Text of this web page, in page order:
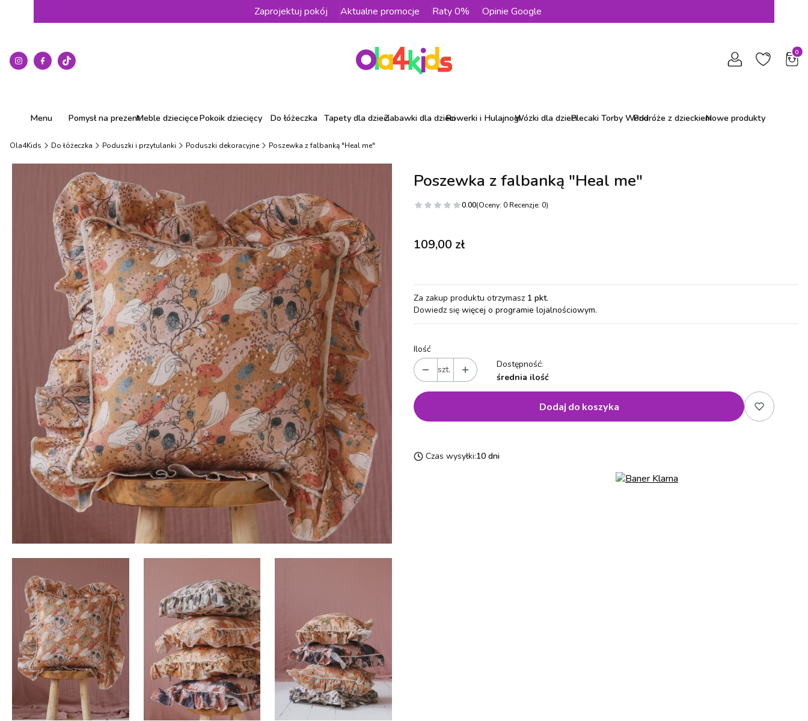
Zaprojektuj pokój Aktualne promocje Raty 0% Opinie Google
Menu Pomysł na prezentMeble dziecięcePokoik dziecięcy Do łóżeczka Tapety dla dzieciZabawki dla dzieciRowerki i HulajnogiWózki dla dzieciPlecaki Torby WorkiPodróże z dzieckiemNowe produkty
Ola4Kids Do łóżeczka Poduszki i przytulanki Poduszki dekoracyjne Poszewka z falbanką "Heal me"
Poszewka z falbanką "Heal me"
0.00(Oceny: 0 Recenzje: 0)
Cena
109,00 zł
Za zakup produktu otrzymasz 1 pkt.
Dowiedz się więcej o programie lojalnościowym.
Ilość
szt.
Dostępność:
średnia ilość
Dodaj do koszyka
Czas wysyłki:10 dni